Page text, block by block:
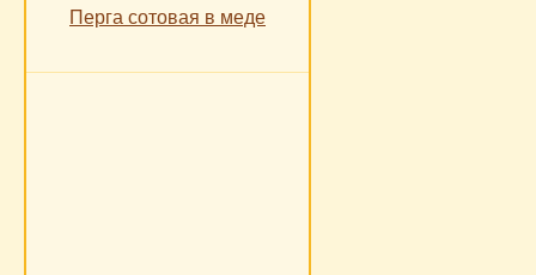
Перга сотовая в меде